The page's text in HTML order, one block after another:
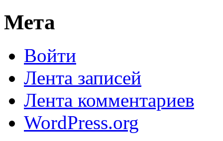
Мета
Войти
Лента записей
Лента комментариев
WordPress.org